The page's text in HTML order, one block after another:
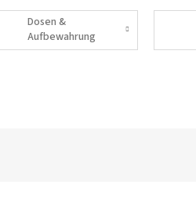
Dosen &
Aufbewahrung